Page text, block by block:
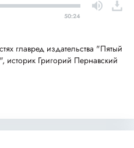
50:24
главред издательства "Пятый
историк Григорий Пернавский